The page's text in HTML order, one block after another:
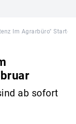
Im Agrarbüro" Startet
ab sofort